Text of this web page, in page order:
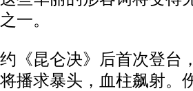
一。
昆仑决》后首次登台
播求暴头，血柱飙射。